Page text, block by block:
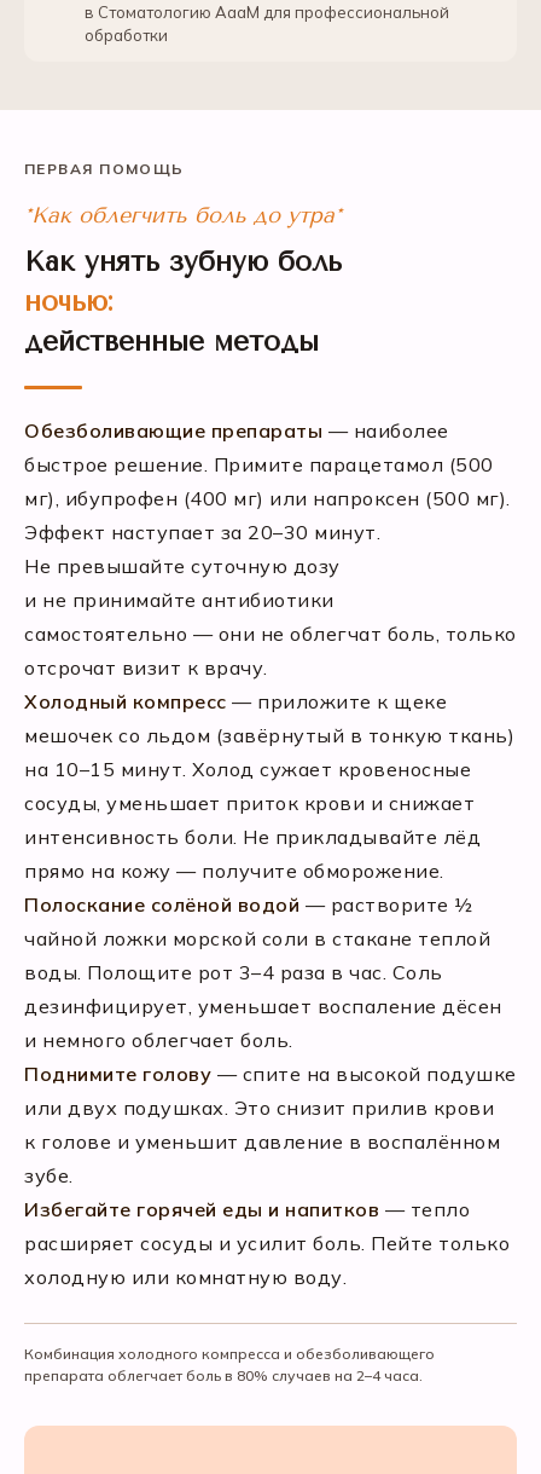
в Стоматологию АааМ для профессиональной
обработки
ПЕРВАЯ ПОМОЩЬ
*Как облегчить боль до утра*
Как унять зубную боль
ночью:
действенные методы
Обезболивающие препараты — наиболее
быстрое решение. Примите парацетамол (500
мг), ибупрофен (400 мг) или напроксен (500 мг).
Эффект наступает за 20–30 минут.
Не превышайте суточную дозу
и не принимайте антибиотики
самостоятельно — они не облегчат боль, только
отсрочат визит к врачу.
Холодный компресс — приложите к щеке
мешочек со льдом (завёрнутый в тонкую ткань)
на 10–15 минут. Холод сужает кровеносные
сосуды, уменьшает приток крови и снижает
интенсивность боли. Не прикладывайте лёд
прямо на кожу — получите обморожение.
Полоскание солёной водой — растворите ½
чайной ложки морской соли в стакане теплой
воды. Полощите рот 3–4 раза в час. Соль
дезинфицирует, уменьшает воспаление дёсен
и немного облегчает боль.
Поднимите голову — спите на высокой подушке
или двух подушках. Это снизит прилив крови
к голове и уменьшит давление в воспалённом
зубе.
Избегайте горячей еды и напитков — тепло
расширяет сосуды и усилит боль. Пейте только
холодную или комнатную воду.
Комбинация холодного компресса и обезболивающего
препарата облегчает боль в 80% случаев на 2–4 часа.